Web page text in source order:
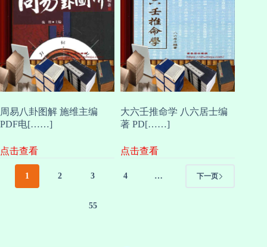
周易八卦图解 施维主编
PDF电[……]
点击查看
大六壬推命学 八六居士编
著 PD[……]
点击查看
1 2 3 4 …
55
下一页